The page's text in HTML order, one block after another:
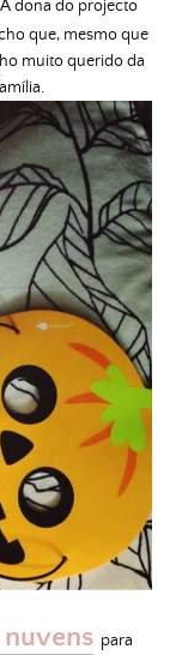
dona do projecto
que, mesmo que
muito querido da
nuvens para